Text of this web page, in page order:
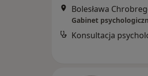
Gabinet
Konsultacja